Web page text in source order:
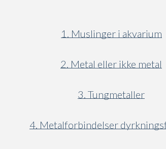
1. Muslinger i akvarium
2. Metal eller ikke metal
3. Tungmetaller
4. Metalforbindelser